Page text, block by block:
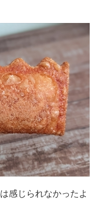
感じられなかったよ